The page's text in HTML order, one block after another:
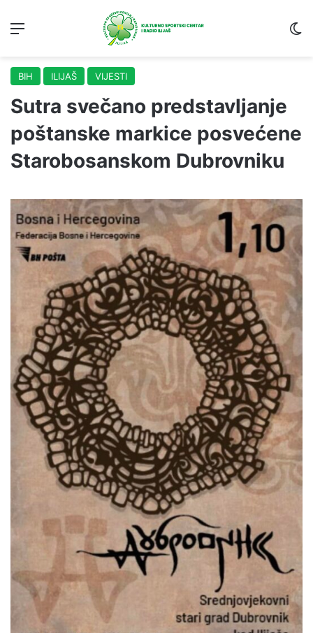
BIH ILIJAŠ VIJESTI
Sutra svečano predstavljanje
poštanske markice posvećene
Starobosanskom Dubrovniku